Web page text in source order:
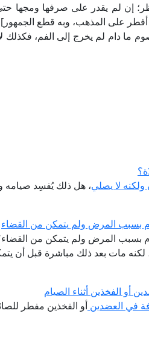
إن لم يقدر على صرفها ومجها
أفطر على المذهب، وبه قطع الجمهور]
ما دام لم يخرج إلى الفم، فكذلك
لا يصلي، هل ذلك يُفسِد صيامه
بسبب المرض ولم يتمكن من القضاء
بسبب المرض ولم يتمكن من
لكنه مات بعد ذلك مباشرة قبل أن
أو الفخذين أثناء الصيام
في العضدين أو الفخذين مفطر